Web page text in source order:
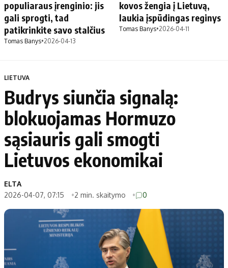
populiaraus įrenginio: jis
gali sprogti, tad
patikrinkite savo stalčius
Tomas Banys•2026-04-13
kovos žengia į Lietuvą,
laukia įspūdingas reginys
Tomas Banys•2026-04-11
LIETUVA
Budrys siunčia signalą:
blokuojamas Hormuzo
sąsiauris gali smogti
Lietuvos ekonomikai
ELTA
2026-04-07, 07:15
2 min. skaitymo 0